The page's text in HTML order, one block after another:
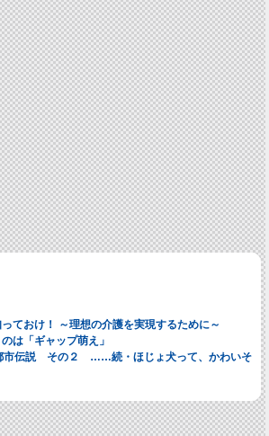
ておけ！ ～理想の介護を実現するために～
は「ギャップ萌え」
市伝説 その２ ……続・ほじょ犬って、かわいそ